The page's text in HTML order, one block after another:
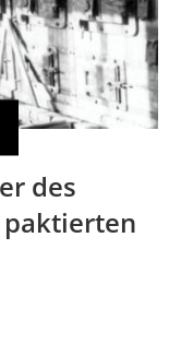
des
paktierten